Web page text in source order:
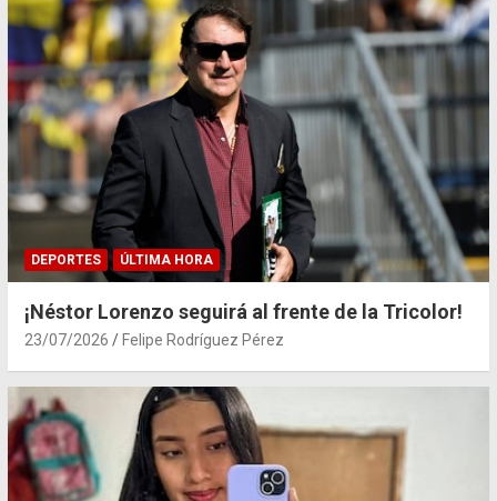
DEPORTES ÚLTIMA HORA
¡Néstor Lorenzo seguirá al frente de la Tricolor!
23/07/2026 Felipe Rodríguez Pérez